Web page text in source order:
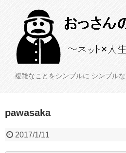
複雑なことをシンプルに シンプル
pawasaka
2017/1/11